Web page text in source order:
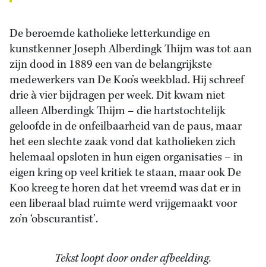
De beroemde katholieke letterkundige en
kunstkenner Joseph Alberdingk Thijm was tot aan
zijn dood in 1889 een van de belangrijkste
medewerkers van De Koo’s weekblad. Hij schreef
drie à vier bijdragen per week. Dit kwam niet
alleen Alberdingk Thijm – die hartstochtelijk
geloofde in de onfeilbaarheid van de paus, maar
het een slechte zaak vond dat katholieken zich
helemaal opsloten in hun eigen organisaties – in
eigen kring op veel kritiek te staan, maar ook De
Koo kreeg te horen dat het vreemd was dat er in
een liberaal blad ruimte werd vrijgemaakt voor
zo’n ‘obscurantist’.
Tekst loopt door onder afbeelding.